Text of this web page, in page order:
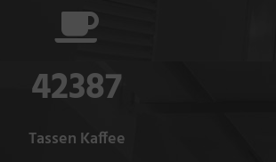
42387
Tassen Kaffee